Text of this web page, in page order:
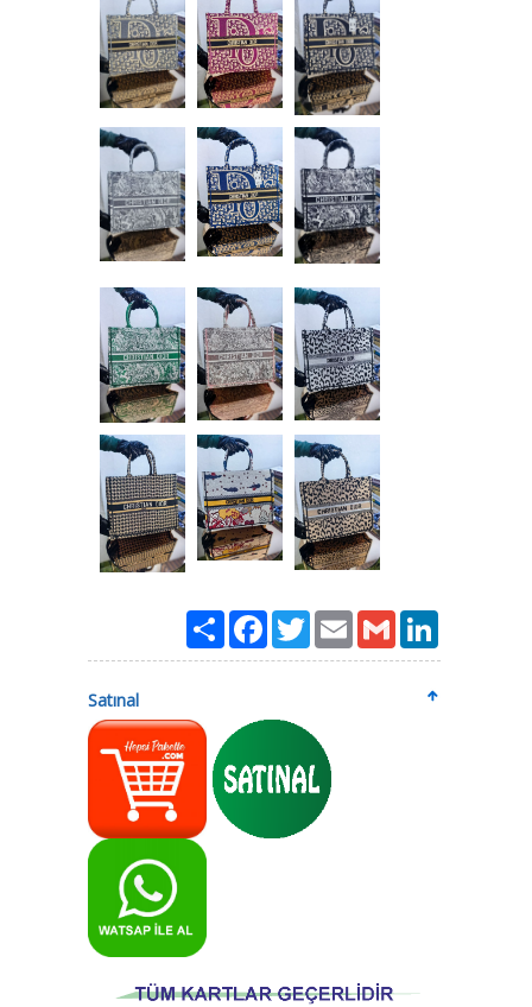
PaylaşFacebook
Twitter
EmailGmail
Satınal